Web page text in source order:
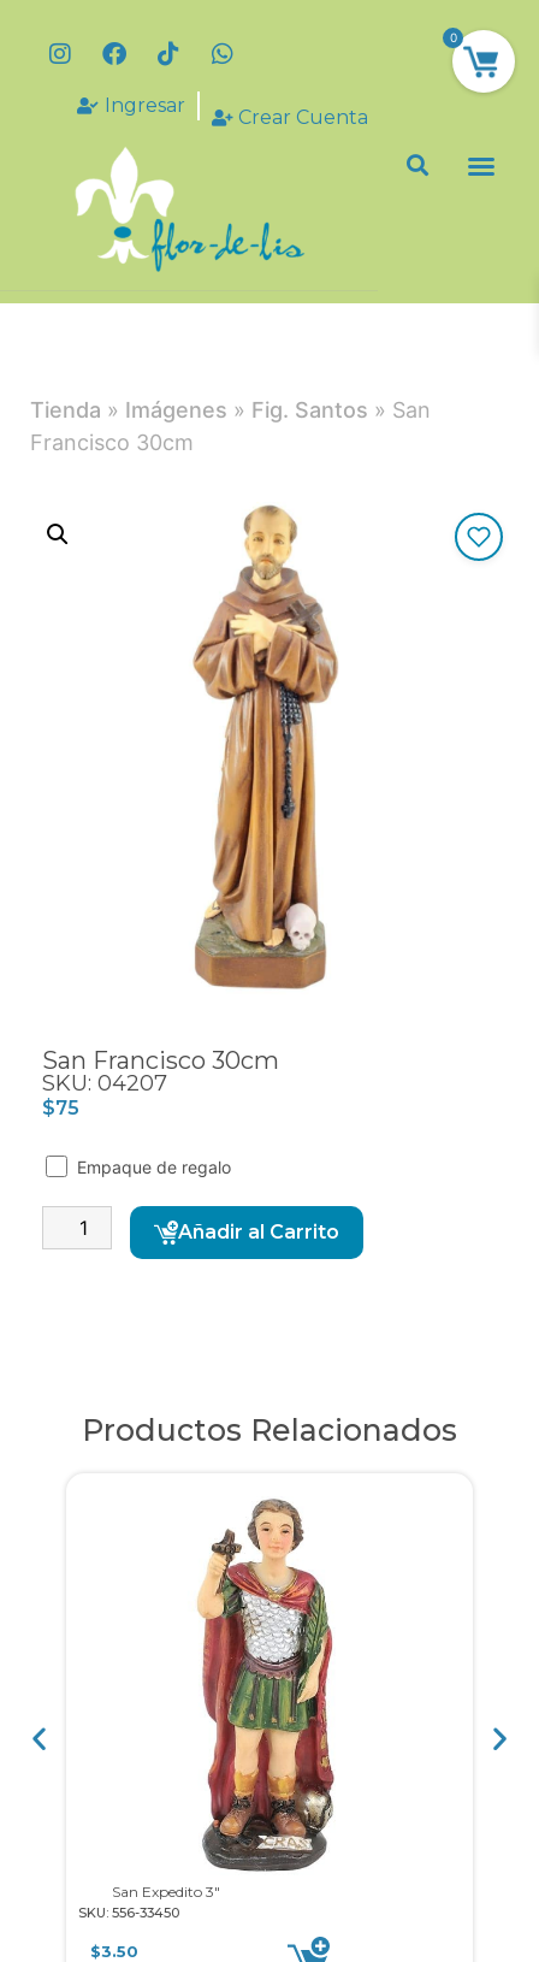
Ingresar
Crear Cuenta
Tienda » Imágenes » Fig. Santos » San
Francisco 30cm
San Francisco 30cm
SKU: 04207
$75
Empaque de regalo
Añadir al Carrito
Productos Relacionados
San Expedito 3″
SKU: 556-33450
$3.50
0